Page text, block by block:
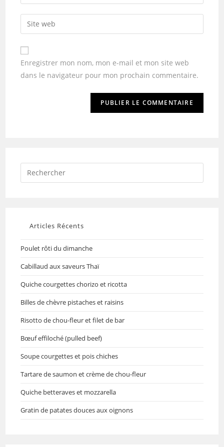
Enregistrer mon nom, mon e-mail et mon site web
dans le navigateur pour mon prochain commentaire.
Articles Récents
Poulet rôti du dimanche
Cabillaud aux saveurs Thaï
Quiche courgettes chorizo et ricotta
Billes de chèvre pistaches et raisins
Risotto de chou-fleur et filet de bar
Bœuf effiloché (pulled beef)
Soupe courgettes et pois chiches
Tartare de saumon et crème de chou-fleur
Quiche betteraves et mozzarella
Gratin de patates douces aux oignons